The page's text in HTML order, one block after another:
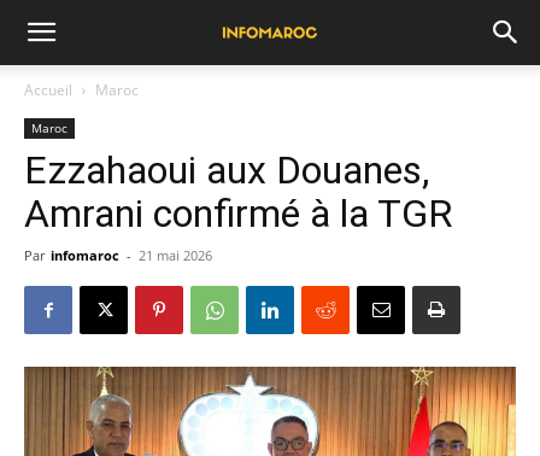
Accueil Maroc
Maroc
Ezzahaoui aux Douanes,
Amrani confirmé à la TGR
Par infomaroc - 21 mai 2026